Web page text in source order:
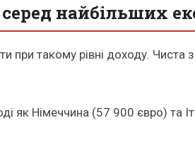
найбільших
при такому рівні доходу.
як Німеччина (57 900 євро) та